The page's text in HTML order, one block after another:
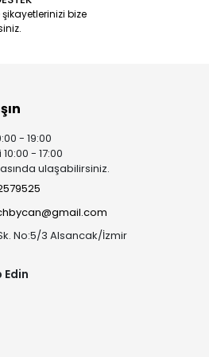
şikayetlerinizi bize
- 19:00
- 17:00
ulaşabilirsiniz.
No:5/3 Alsancak/İzmir
Edin